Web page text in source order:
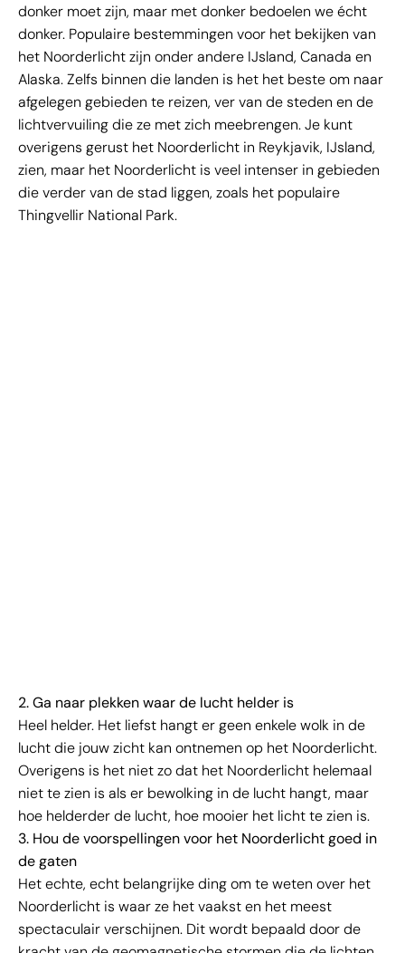
donker moet zijn, maar met donker bedoelen we écht
donker. Populaire bestemmingen voor het bekijken van
het Noorderlicht zijn onder andere IJsland, Canada en
Alaska. Zelfs binnen die landen is het het beste om naar
afgelegen gebieden te reizen, ver van de steden en de
lichtvervuiling die ze met zich meebrengen. Je kunt
overigens gerust het Noorderlicht in Reykjavik, IJsland,
zien, maar het Noorderlicht is veel intenser in gebieden
die verder van de stad liggen, zoals het populaire
Thingvellir National Park.
2. Ga naar plekken waar de lucht helder is
Heel helder. Het liefst hangt er geen enkele wolk in de
lucht die jouw zicht kan ontnemen op het Noorderlicht.
Overigens is het niet zo dat het Noorderlicht helemaal
niet te zien is als er bewolking in de lucht hangt, maar
hoe helderder de lucht, hoe mooier het licht te zien is.
3. Hou de voorspellingen voor het Noorderlicht goed in
de gaten
Het echte, echt belangrijke ding om te weten over het
Noorderlicht is waar ze het vaakst en het meest
spectaculair verschijnen. Dit wordt bepaald door de